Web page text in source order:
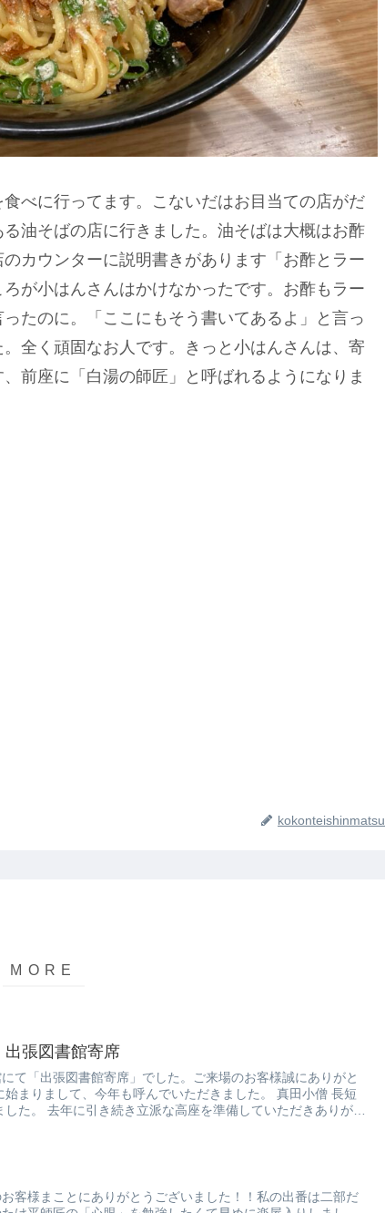
べに行ってます。こないだはお目当ての店がだ
油そばの店に行きました。油そばは大概はお酢
カウンターに説明書きがあります「お酢とラー
が小はんさんはかけなかったです。お酢もラー
たのに。「ここにもそう書いてあるよ」と言っ
全く頑固なお人です。きっと小はんさんは、寄
前座に「白湯の師匠」と呼ばれるようになりま
kokonteishinmatsu
張図書館寄席
て「出張図書館寄席」でした。ご来場のお客様誠にありがと
始まりまして、今年も呼んでいただきました。 真田小僧 長短
た。 去年に引き続き立派な高座を準備していただきありがた
客様まことにありがとうございました！！私の出番は二部だ